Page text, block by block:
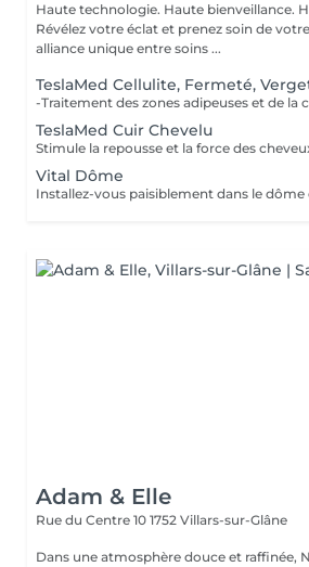
Haute technologie. Haute bienveillance.
Révélez votre éclat et prenez soin de
alliance unique entre soins ...
TeslaMed Cellulite, Fermeté,
TeslaMed Cuir Chevelu
Vital Dôme
Adam & Elle
Rue du Centre 10 1752 Villars-sur-Glâne
Dans une atmosphère douce et raffinée,